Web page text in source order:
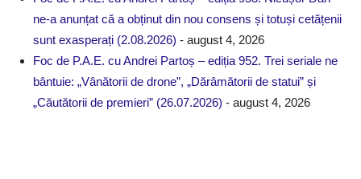
ne-a anunțat că a obținut din nou consens și totuși cetățenii
sunt exasperați (2.08.2026) - august 4, 2026
Foc de P.A.E. cu Andrei Partoș – ediția 952. Trei seriale ne
bântuie: „Vânătorii de drone”, „Dărâmătorii de statui” și
„Căutătorii de premieri” (26.07.2026) - august 4, 2026